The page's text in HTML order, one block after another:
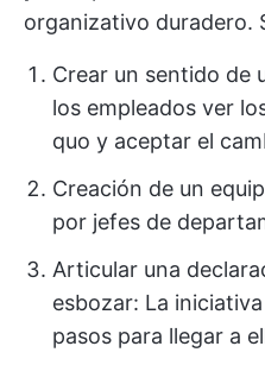
organizativo duradero.
Crear un sentido de
los empleados ver
quo y aceptar el
Creación de un
por jefes de
Articular una
esbozar: La
pasos para llegar a